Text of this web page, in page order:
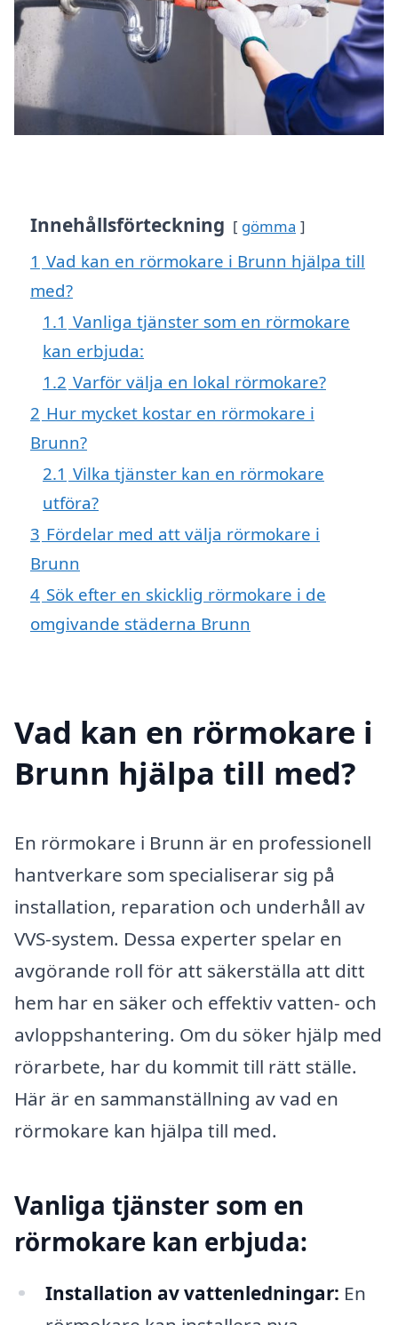
Innehållsförteckning gömma
1 Vad kan en rörmokare i Brunn hjälpa till
med?
1.1 Vanliga tjänster som en rörmokare
kan erbjuda:
1.2 Varför välja en lokal rörmokare?
2 Hur mycket kostar en rörmokare i
Brunn?
2.1 Vilka tjänster kan en rörmokare
utföra?
3 Fördelar med att välja rörmokare i
Brunn
4 Sök efter en skicklig rörmokare i de
omgivande städerna Brunn
Vad kan en rörmokare i
Brunn hjälpa till med?
En rörmokare i Brunn är en professionell
hantverkare som specialiserar sig på
installation, reparation och underhåll av
VVS-system. Dessa experter spelar en
avgörande roll för att säkerställa att ditt
hem har en säker och effektiv vatten- och
avloppshantering. Om du söker hjälp med
rörarbete, har du kommit till rätt ställe.
Här är en sammanställning av vad en
rörmokare kan hjälpa till med.
Vanliga tjänster som en
rörmokare kan erbjuda:
Installation av vattenledningar: En